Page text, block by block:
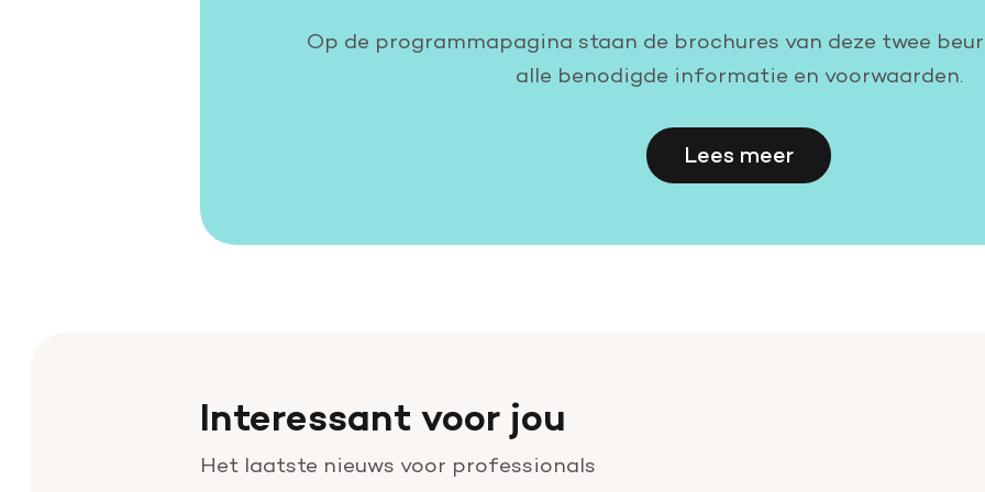
Op de programmapagina staan de brochures van deze twee
alle benodigde informatie en voorwaarden.
Lees meer
Interessant voor jou
Het laatste nieuws voor professionals